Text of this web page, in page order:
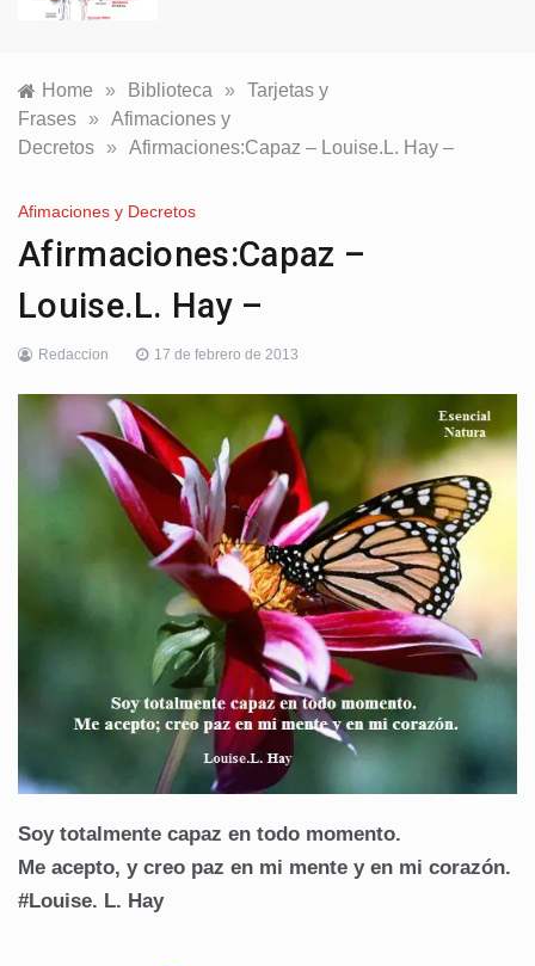
Home » Biblioteca » Tarjetas y
Frases
» Afimaciones y
Decretos
» Afirmaciones:Capaz – Louise.L. Hay –
Afimaciones y Decretos
Afirmaciones:Capaz –
Louise.L. Hay –
Redaccion 17 de febrero de 2013
Soy totalmente capaz en todo momento.
Me acepto, y creo paz en mi mente y en mi corazón.
#Louise. L. Hay